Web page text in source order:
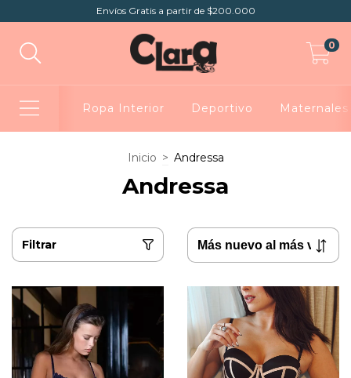
Envíos Gratis a partir de $200.000
0
Ropa Interior Deportivo Maternales
Inicio > Andressa
Andressa
Filtrar